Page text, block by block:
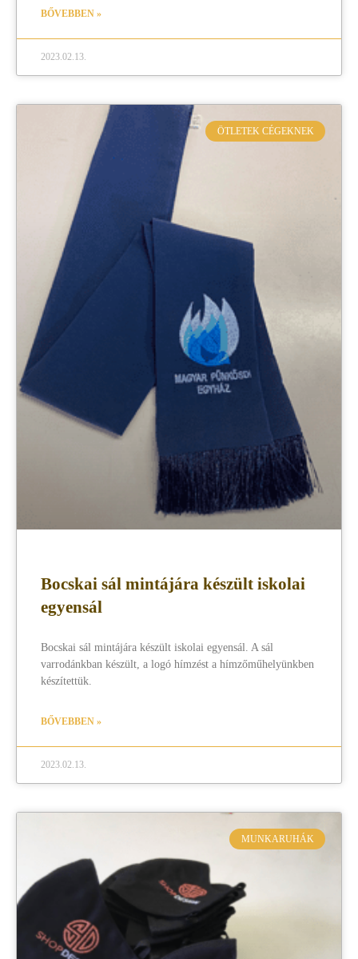
BŐVEBBEN »
2023.02.13.
ÖTLETEK CÉGEKNEK
Bocskai sál mintájára készült iskolai
egyensál
Bocskai sál mintájára készült iskolai egyensál. A sál
varrodánkban készült, a logó hímzést a hímzőműhelyünkben
készítettük.
BŐVEBBEN »
2023.02.13.
MUNKARUHÁK